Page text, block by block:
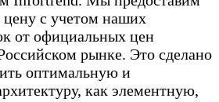
с учетом наших
от официальных цен
рынке. Это сделано
оптимальную и
как элементную,